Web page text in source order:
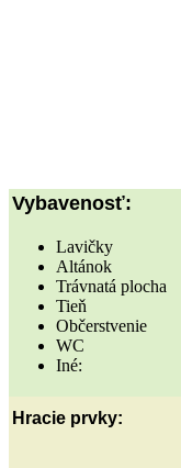
Vybavenosť:
Lavičky
Altánok
Trávnatá plocha
Tieň
Občerstvenie
WC
Iné:
Hracie prvky: